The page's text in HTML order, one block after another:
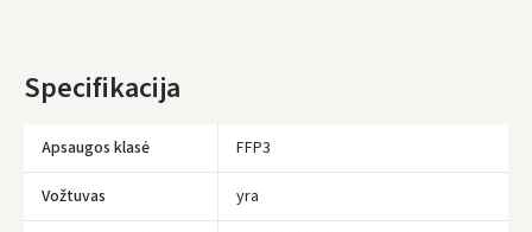
Specifikacija
Apsaugos klasė FFP3
Vožtuvas yra